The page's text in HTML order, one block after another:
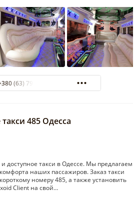
(63) 795-55-45
485 Одесса
доступное такси в Одессе. Мы предлагаем
наших пассажиров. Заказ такси
номеру 485, а также установить
Client на свой…